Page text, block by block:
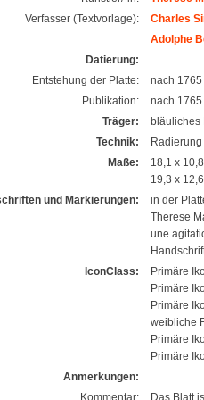
Verfasser (Textvorlage):
Charles
Adolphe
Datierung:
Entstehung der Platte:
nach 1765
Publikation:
nach 1765
Träger:
bläuliches
Technik:
Radierung
Maße:
18,1 x
19,3 x
und Markierungen:
in der
Therese
une
IconClass:
Primäre
Primäre
Primäre
weibliche
Primäre
Primäre
Anmerkungen:
Kommentar:
Das Blatt